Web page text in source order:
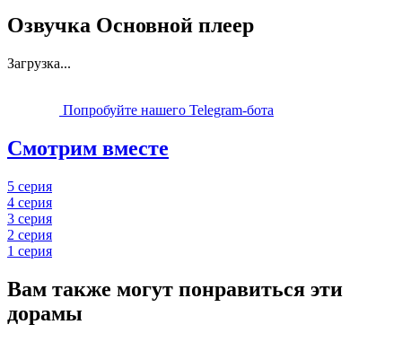
Озвучка Основной плеер
Загрузка...
Попробуйте нашего Telegram-бота
Смотрим вместе
5 серия
4 серия
3 серия
2 серия
1 серия
Вам также могут понравиться эти
дорамы